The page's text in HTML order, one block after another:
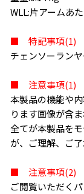
WLL:片アームあ
■ 特記事項
チェンソーラン
■ 注意事項
本製品の機能や
ります画像が含
全てが本製品を
が、ご理解、ご
■ 注意事項
ご閲覧いただく